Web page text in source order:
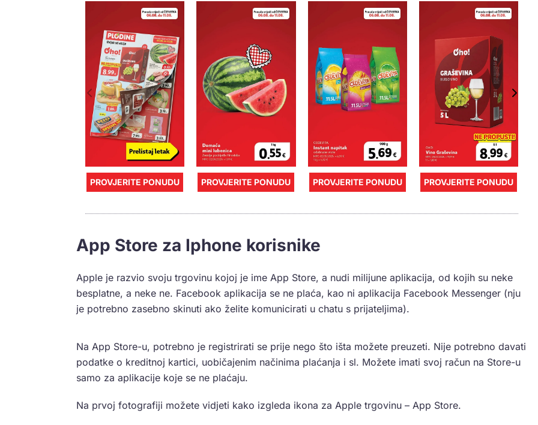
PROVJERITE PONUDU PROVJERITE PONUDU PROVJERITE PONUDU PROVJERITE PONUDU
App Store za Iphone korisnike
Apple je razvio svoju trgovinu kojoj je ime App Store, a nudi milijune aplikacija, od kojih su neke
besplatne, a neke ne. Facebook aplikacija se ne plaća, kao ni aplikacija Facebook Messenger (nju
je potrebno zasebno skinuti ako želite komunicirati u chatu s prijateljima).
Na App Store-u, potrebno je registrirati se prije nego što išta možete preuzeti. Nije potrebno davati
podatke o kreditnoj kartici, uobičajenim načinima plaćanja i sl. Možete imati svoj račun na Store-u
samo za aplikacije koje se ne plaćaju.
Na prvoj fotografiji možete vidjeti kako izgleda ikona za Apple trgovinu – App Store.